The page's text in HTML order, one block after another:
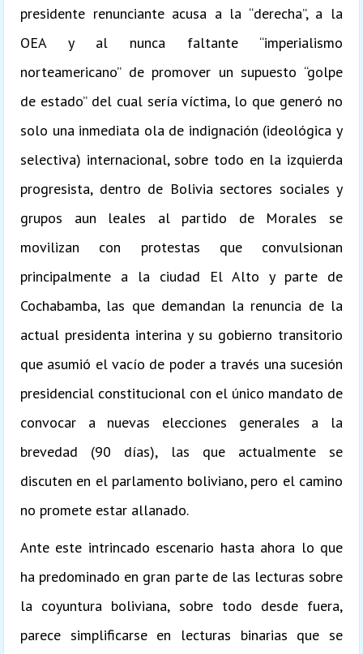
presidente renunciante acusa a la “derecha”, a la
OEA y al nunca faltante “imperialismo
norteamericano” de promover un supuesto “golpe
de estado” del cual sería víctima, lo que generó no
solo una inmediata ola de indignación (ideológica y
selectiva) internacional, sobre todo en la izquierda
progresista, dentro de Bolivia sectores sociales y
grupos aun leales al partido de Morales se
movilizan con protestas que convulsionan
principalmente a la ciudad El Alto y parte de
Cochabamba, las que demandan la renuncia de la
actual presidenta interina y su gobierno transitorio
que asumió el vacío de poder a través una sucesión
presidencial constitucional con el único mandato de
convocar a nuevas elecciones generales a la
brevedad (90 días), las que actualmente se
discuten en el parlamento boliviano, pero el camino
no promete estar allanado.
Ante este intrincado escenario hasta ahora lo que
ha predominado en gran parte de las lecturas sobre
la coyuntura boliviana, sobre todo desde fuera,
parece simplificarse en lecturas binarias que se